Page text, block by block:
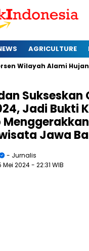
AGRICULTURE
Hujan di Bawah
Sukseskan
Jadi Bukti
Jawa
- Jurnalis
Mei 2024- 22:31 WIB